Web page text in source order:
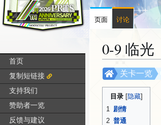
0-9 临光
跳
导
航
跳
搜
索
关卡一览
目录
1 剧情
2 普通
页面 讨论
首页
复制短链接
支持我们
赞助者一览
反馈与建议